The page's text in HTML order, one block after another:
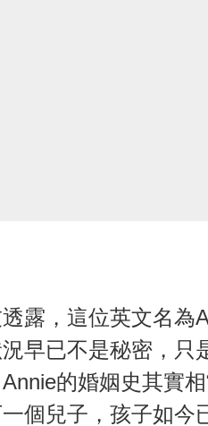
露，這位英文名為
早已不是秘密，只
的婚姻史其實
個兒子，孩子如今